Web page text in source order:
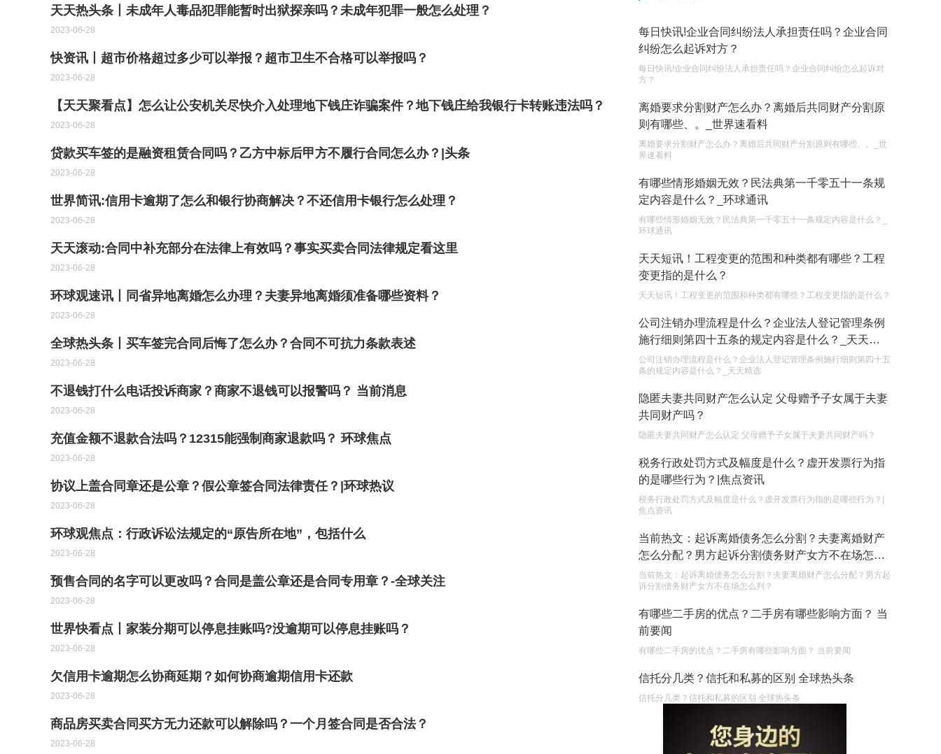
天天热头条丨未成年人毒品犯罪能暂时出狱探亲吗？未成年犯罪一般怎么处理？
2023-06-28
快资讯丨超市价格超过多少可以举报？超市卫生不合格可以举报吗？
2023-06-28
【天天聚看点】怎么让公安机关尽快介入处理地下钱庄诈骗案件？地下钱庄给我银行卡转账违法吗？
2023-06-28
贷款买车签的是融资租赁合同吗？乙方中标后甲方不履行合同怎么办？|头条
2023-06-28
世界简讯:信用卡逾期了怎么和银行协商解决？不还信用卡银行怎么处理？
2023-06-28
天天滚动:合同中补充部分在法律上有效吗？事实买卖合同法律规定看这里
2023-06-28
环球观速讯丨同省异地离婚怎么办理？夫妻异地离婚须准备哪些资料？
2023-06-28
全球热头条丨买车签完合同后悔了怎么办？合同不可抗力条款表述
2023-06-28
不退钱打什么电话投诉商家？商家不退钱可以报警吗？ 当前消息
2023-06-28
充值金额不退款合法吗？12315能强制商家退款吗？ 环球焦点
2023-06-28
协议上盖合同章还是公章？假公章签合同法律责任？|环球热议
2023-06-28
环球观焦点：行政诉讼法规定的“原告所在地”，包括什么
2023-06-28
预售合同的名字可以更改吗？合同是盖公章还是合同专用章？-全球关注
2023-06-28
世界快看点丨家装分期可以停息挂账吗?没逾期可以停息挂账吗？
2023-06-28
欠信用卡逾期怎么协商延期？如何协商逾期信用卡还款
2023-06-28
商品房买卖合同买方无力还款可以解除吗？一个月签合同是否合法？
2023-06-28
权利和责任是什么？
2023-05-04
单纯的遗产赠要缴税吗？
2023-05-05
遗产继承必须要公证吗？
2023-05-05
继承遗产的份额怎么分配？
每日快讯!企业合同纠纷法人承担责任吗？企业合同
纠纷怎么起诉对方？
每日快讯!企业合同纠纷法人承担责任吗？企业合同纠纷怎么起诉对
方？
离婚要求分割财产怎么办？离婚后共同财产分割原
则有哪些、。_世界速看料
离婚要求分割财产怎么办？离婚后共同财产分割原则有哪些、。_世
界速看料
有哪些情形婚姻无效？民法典第一千零五十一条规
定内容是什么？_环球通讯
有哪些情形婚姻无效？民法典第一千零五十一条规定内容是什么？_
环球通讯
天天短讯！工程变更的范围和种类都有哪些？工程
变更指的是什么？
天天短讯！工程变更的范围和种类都有哪些？工程变更指的是什么？
公司注销办理流程是什么？企业法人登记管理条例
施行细则第四十五条的规定内容是什么？_天天精
选
公司注销办理流程是什么？企业法人登记管理条例施行细则第四十五
条的规定内容是什么？_天天精选
隐匿夫妻共同财产怎么认定 父母赠予子女属于夫妻
共同财产吗？
隐匿夫妻共同财产怎么认定 父母赠予子女属于夫妻共同财产吗？
税务行政处罚方式及幅度是什么？虚开发票行为指
的是哪些行为？|焦点资讯
税务行政处罚方式及幅度是什么？虚开发票行为指的是哪些行为？|
焦点资讯
当前热文：起诉离婚债务怎么分割？夫妻离婚财产
怎么分配？男方起诉分割债务财产女方不在场怎么
判？
当前热文：起诉离婚债务怎么分割？夫妻离婚财产怎么分配？男方起
诉分割债务财产女方不在场怎么判？
有哪些二手房的优点？二手房有哪些影响方面？ 当
前要闻
有哪些二手房的优点？二手房有哪些影响方面？ 当前要闻
信托分几类？信托和私募的区别 全球热头条
信托分几类？信托和私募的区别 全球热头条